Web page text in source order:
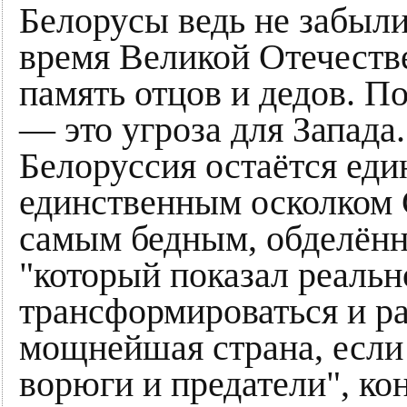
Белорусы ведь не
время Великой
память отцов и дедов.
— это угроза для
Белоруссия остаётся
единственным осколком
самым бедным,
"который показал
трансформироваться и
мощнейшая страна,
ворюги и предатели",